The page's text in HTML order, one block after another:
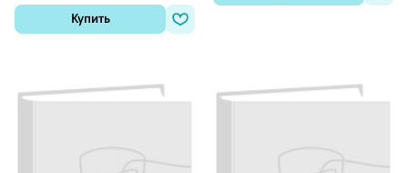
Купить